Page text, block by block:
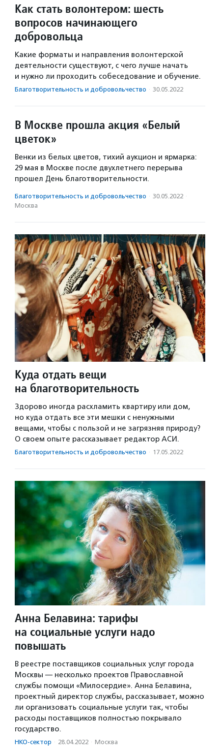
Как стать волонтером: шесть
вопросов начинающего
добровольца
Какие форматы и направления волонтерской
деятельности существуют, с чего лучше начать
и нужно ли проходить собеседование и обучение.
Благотвори­тель­ность и доброволь­чест­во · 30.05.2022
В Москве прошла акция «Белый
цветок»
Венки из белых цветов, тихий аукцион и ярмарка:
29 мая в Москве после двухлетнего перерыва
прошел День благотворительности.
Благотвори­тель­ность и доброволь­чест­во · 30.05.2022 ·
Москва
Куда отдать вещи
на благотворительность
Здорово иногда расхламить квартиру или дом,
но куда отдать все эти мешки с ненужными
вещами, чтобы с пользой и не загрязняя природу?
О своем опыте рассказывает редактор АСИ.
Благотвори­тель­ность и доброволь­чест­во · 17.05.2022
Анна Белавина: тарифы
на социальные услуги надо
повышать
В реестре поставщиков социальных услуг города
Москвы — несколько проектов Православной
службы помощи «Милосердие». Анна Белавина,
проектный директор службы, рассказывает, можно
ли организовать социальные услуги так, чтобы
расходы поставщиков полностью покрывало
государство.
НКО-сектор · 28.04.2022 · Москва